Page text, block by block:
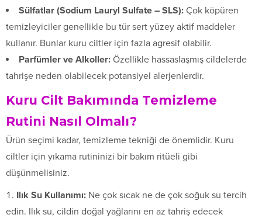
Sülfatlar (Sodium Lauryl Sulfate – SLS): Çok köpüren
temizleyiciler genellikle bu tür sert yüzey aktif maddeler
kullanır. Bunlar kuru ciltler için fazla agresif olabilir.
Parfümler ve Alkoller: Özellikle hassaslaşmış cildelerde
tahrişe neden olabilecek potansiyel alerjenlerdir.
Kuru Cilt Bakımında Temizleme
Rutini Nasıl Olmalı?
Ürün seçimi kadar, temizleme tekniği de önemlidir. Kuru
ciltler için yıkama rutininizi bir bakım ritüeli gibi
düşünmelisiniz.
Ilık Su Kullanımı: Ne çok sıcak ne de çok soğuk su tercih
edin. Ilık su, cildin doğal yağlarını en az tahriş edecek